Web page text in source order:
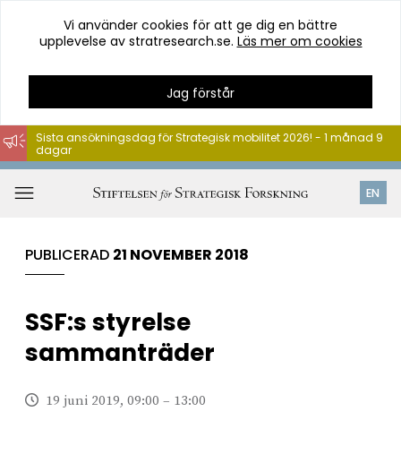
Hoppa
till
innehåll
Vi använder cookies för att ge dig en bättre
upplevelse av stratresearch.se. Läs mer om cookies
Jag förstår
EN
Sista ansökningsdag för Strategisk mobilitet 2026! - 1 månad 9
dagar
PUBLICERAD 21 NOVEMBER 2018
SSF:s styrelse
sammanträder
19 juni 2019, 09:00 – 13:00